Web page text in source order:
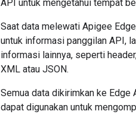
API untuk mengetahui tempat
Saat data melewati Apigee
untuk informasi panggilan API,
informasi lainnya, seperti
XML atau JSON.
Semua data dikirimkan ke
dapat digunakan untuk